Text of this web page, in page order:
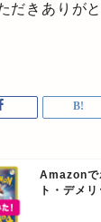
だきありが
Amazonで
ト・デメ